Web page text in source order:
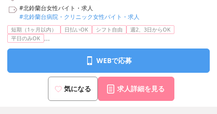
#北鈴蘭台女性バイト・求人
#北鈴蘭台病院・クリニック女性バイト・求人
短期（1ヶ月以内） 日払いOK シフト自由
週2、3日からOK
平日のみOK ...
WEBで応募
気になる 求人詳細を見る